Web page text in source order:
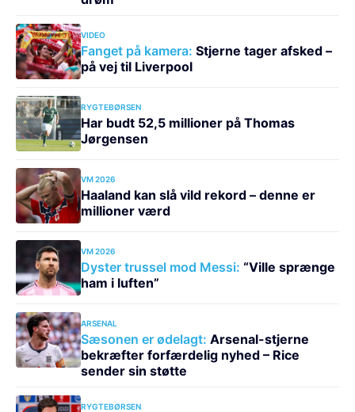
VIDEO
Fanget på kamera: Stjerne tager afsked –
på vej til Liverpool
RYGTEBØRSEN
Har budt 52,5 millioner på Thomas
Jørgensen
VM 2026
Haaland kan slå vild rekord – denne er
millioner værd
VM 2026
Dyster trussel mod Messi: “Ville sprænge
ham i luften”
ARSENAL
Sæsonen er ødelagt: Arsenal-stjerne
bekræfter forfærdelig nyhed – Rice
sender sin støtte
RYGTEBØRSEN